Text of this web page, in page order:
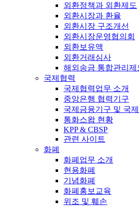
외환정책과 외환제도
외환시장과 환율
외환시장 구조개선
외환시장운영협의회
외환보유액
외환거래심사
해외송금 통합관리제
국제협력
국제협력업무 소개
중앙은행 협력기구
국제금융기구 및 국
통화스왑 현황
KPP & CBSP
관련 사이트
화폐
화폐업무 소개
현용화폐
기념화폐
화폐홍보교육
위조 및 훼손